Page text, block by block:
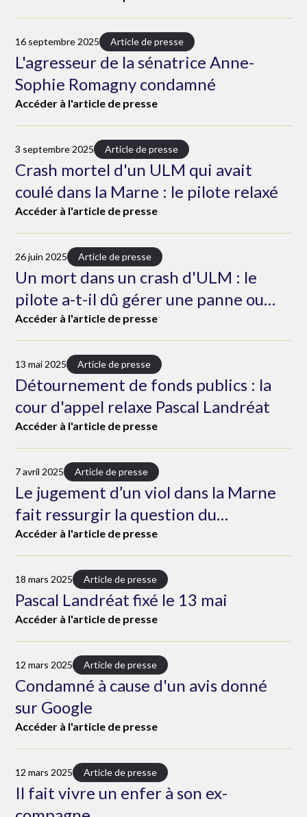
16 septembre 2025 Article de presse
L'agresseur de la sénatrice Anne-
Sophie Romagny condamné
Accéder à l'article de presse
3 septembre 2025 Article de presse
Crash mortel d'un ULM qui avait
coulé dans la Marne : le pilote relaxé
Accéder à l'article de presse
26 juin 2025 Article de presse
Un mort dans un crash d'ULM : le
pilote a-t-il dû gérer une panne ou
faisait-il du vol acrobatique ?
Accéder à l'article de presse
13 mai 2025 Article de presse
Détournement de fonds publics : la
cour d'appel relaxe Pascal Landréat
Accéder à l'article de presse
7 avril 2025 Article de presse
Le jugement d’un viol dans la Marne
fait ressurgir la question du
consentement
Accéder à l'article de presse
18 mars 2025 Article de presse
Pascal Landréat fixé le 13 mai
Accéder à l'article de presse
12 mars 2025 Article de presse
Condamné à cause d'un avis donné
sur Google
Accéder à l'article de presse
12 mars 2025 Article de presse
Il fait vivre un enfer à son ex-